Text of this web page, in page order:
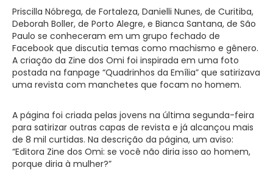
Priscilla Nóbrega, de Fortaleza, Danielli Nunes, de Curitiba,
Deborah Boller, de Porto Alegre, e Bianca Santana, de São
Paulo se conheceram em um grupo fechado de
Facebook que discutia temas como machismo e gênero.
A criação da Zine dos Omi foi inspirada em uma foto
postada na fanpage “Quadrinhos da Emília” que satirizava
uma revista com manchetes que focam no homem.
A página foi criada pelas jovens na última segunda-feira
para satirizar outras capas de revista e já alcançou mais
de 8 mil curtidas. Na descrição da página, um aviso:
“Editora Zine dos Omi: se você não diria isso ao homem,
porque diria à mulher?”